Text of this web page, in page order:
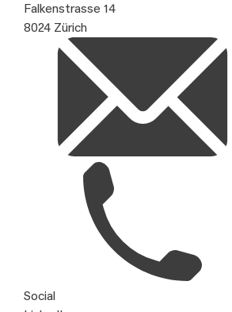
Falkenstrasse 14
8024 Zürich
Social